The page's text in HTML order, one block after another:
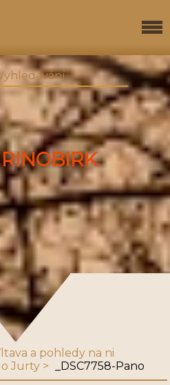
a pohledy na ni
Jurty
_DSC7758-Pano